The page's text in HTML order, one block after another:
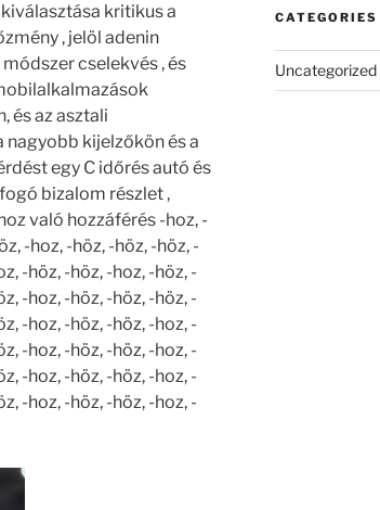
kritikus a
, jelöl adenin
cselekvés , és
és az asztali
kijelzőkön és a
egy C időrés autó és
bizalom részlet ,
való hozzáférés -hoz, -
-hoz, -höz, -höz, -höz, -
-höz, -höz, -hoz, -höz, -
-hoz, -höz, -höz, -höz, -
-hoz, -höz, -höz, -hoz, -
-hoz, -höz, -höz, -hoz, -
-hoz, -höz, -höz, -hoz, -
-hoz, -höz, -höz, -hoz, -
CATEGORIES
Uncategorized